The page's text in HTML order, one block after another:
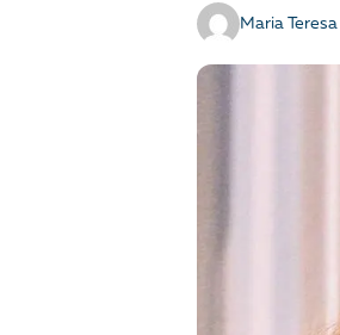
Fale conoscoMaria